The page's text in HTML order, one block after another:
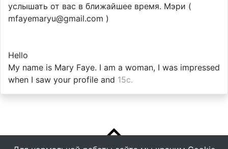
услышать от вас в ближайшее время. Мэри (
mfayemaryu@gmail.com )
Hello
My name is Mary Faye. I am a woman, I was impressed
when I saw your profile and 15с.